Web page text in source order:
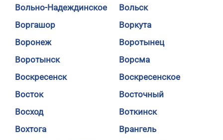
Вольно-Надеждинское
Вольск
Воргашор
Воркута
Воронеж
Воротынец
Воротынск
Ворсма
Воскресенск
Воскресенское
Восток
Восточный
Восход
Воткинск
Вохтога
Врангель